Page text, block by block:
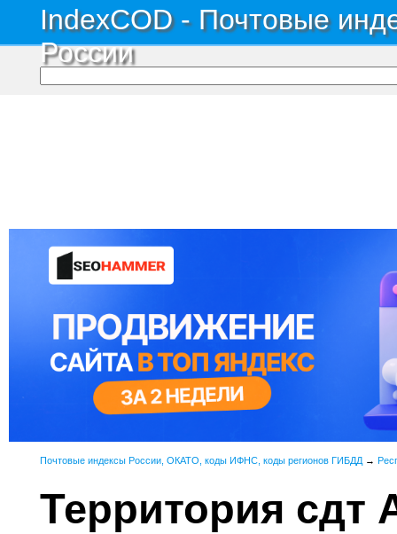
IndexCOD - Почтовые
России
Почтовые индексы России, ОКАТО, коды ИФНС, коды регионов ГИБДД →
Территория сдт